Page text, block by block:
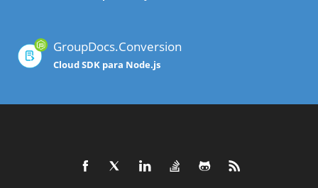
GroupDocs.Conversion
Cloud SDK para Node.js